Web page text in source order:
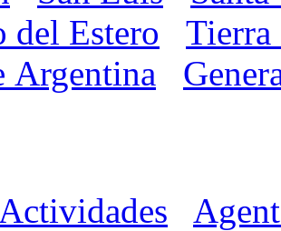
del Estero
Tierra
Argentina
Actividades